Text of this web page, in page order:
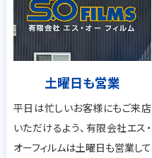
土曜日も営業
平日は忙しいお客様にもご来店
いただけるよう、有限会社エス・
オーフィルムは土曜日も営業して